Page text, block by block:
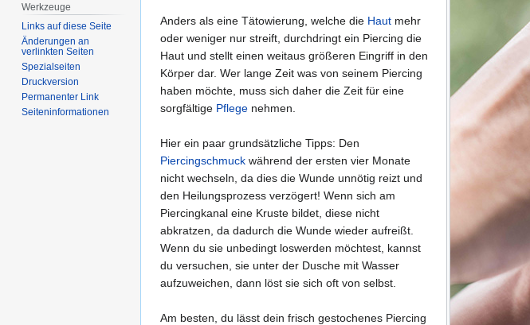
Anders als eine Tätowierung, welche die Haut mehr
oder weniger nur streift, durchdringt ein Piercing die
Haut und stellt einen weitaus größeren Eingriff in den
Körper dar. Wer lange Zeit was von seinem Piercing
haben möchte, muss sich daher die Zeit für eine
sorgfältige Pflege nehmen.
Hier ein paar grundsätzliche Tipps: Den
Piercingschmuck während der ersten vier Monate
nicht wechseln, da dies die Wunde unnötig reizt und
den Heilungsprozess verzögert! Wenn sich am
Piercingkanal eine Kruste bildet, diese nicht
abkratzen, da dadurch die Wunde wieder aufreißt.
Wenn du sie unbedingt loswerden möchtest, kannst
du versuchen, sie unter der Dusche mit Wasser
aufzuweichen, dann löst sie sich oft von selbst.
Am besten, du lässt dein frisch gestochenes Piercing
Werkzeuge
Links auf diese Seite
Änderungen an
verlinkten Seiten
Spezialseiten
Druckversion
Permanenter Link
Seiten­informationen